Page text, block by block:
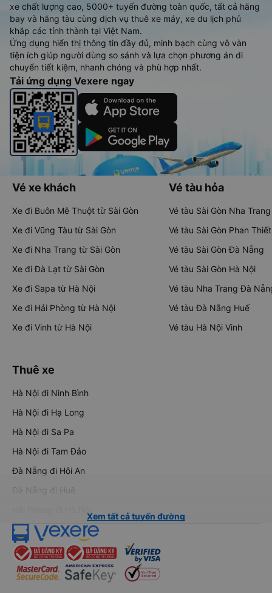
xe chất lượng cao, 5000+ tuyến đường toàn quốc, tất cả hãng
bay và hãng tàu cùng dịch vụ thuê xe máy, xe du lịch phủ
khắp các tỉnh thành tại Việt Nam.
Ứng dụng hiển thị thông tin đầy đủ, minh bạch cùng vô vàn
tiện ích giúp người dùng so sánh và lựa chọn phương án di
chuyển tiết kiệm, nhanh chóng và phù hợp nhất.
Tải ứng dụng Vexere ngay
Vé xe khách
Xe đi Buôn Mê Thuột từ Sài Gòn
Xe đi Vũng Tàu từ Sài Gòn
Xe đi Nha Trang từ Sài Gòn
Xe đi Đà Lạt từ Sài Gòn
Xe đi Sapa từ Hà Nội
Xe đi Hải Phòng từ Hà Nội
Xe đi Vinh từ Hà Nội
Vé tàu hỏa
Vé tàu Sài Gòn Nha Trang
Vé tàu Sài Gòn Phan Thiết
Vé tàu Sài Gòn Đà Nẵng
Vé tàu Sài Gòn Hà Nội
Vé tàu Nha Trang Đà
Vé tàu Đà Nẵng Huế
Vé tàu Hà Nội Vinh
Thuê xe
Hà Nội đi Ninh Bình
Hà Nội đi Hạ Long
Hà Nội đi Sa Pa
Hà Nội đi Tam Đảo
Đà Nẵng đi Hội An
Đà Nẵng đi Huế
Xem tất cả tuyến đường